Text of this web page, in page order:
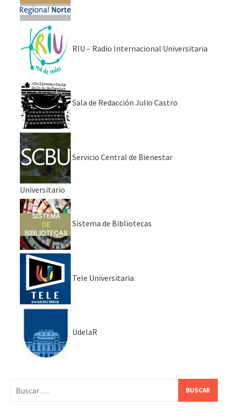
RIU – Radio Internacional Universitaria
Sala de Redacción Julio Castro
Servicio Central de Bienestar
Universitario
Sistema de Bibliotecas
Tele Universitaria
UdelaR